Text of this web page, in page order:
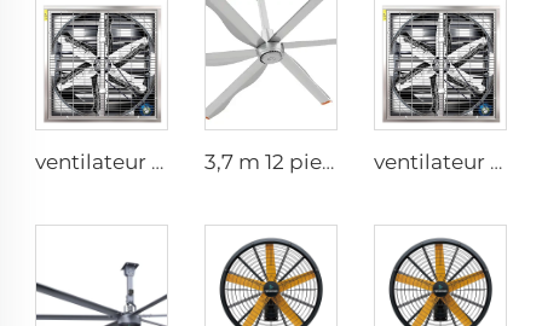
ventilateur mural industriel de 1530 mm en acier galvanisé inoxydable pour étable à vaches 3,7 m 12 pieds ventilateur de plafond en aluminium à aimant permanent à faible vitesse série commerciale pour hôtels ventilateur d'étable pour vaches de 1100mm, suspendu, avec ventilation et refroidissement à grand débit d'air, ventilateur centrifuge à pression négative pour exploitation agricole